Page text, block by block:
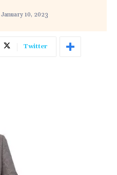
January 10, 2023
Twitter